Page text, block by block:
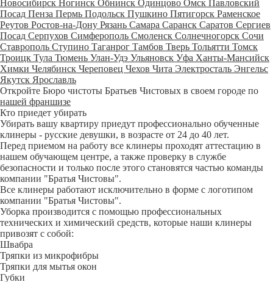
Новосибирск Ногинск Обнинск Одинцово Омск Павловский
Посад Пенза Пермь Подольск Пушкино Пятигорск Раменское
Реутов Ростов-на-Дону Рязань Самара Саранск Саратов Сергиев
Посад Серпухов Симферополь Смоленск Солнечногорск Сочи
Ставрополь Ступино Таганрог Тамбов Тверь Тольятти Томск
Троицк Тула Тюмень Улан-Удэ Ульяновск Уфа Ханты-Мансийск
Химки Челябинск Череповец Чехов Чита Электросталь Энгельс
Якутск Ярославль
Откройте Бюро чистоты Братьев Чистовых в своем городе по
нашей франшизе
Кто приедет убирать
Убирать вашу квартиру приедут профессионально обученные
клинеры - русские девушки, в возрасте от 24 до 40 лет.
Перед приемом на работу все клинеры проходят аттестацию в
нашем обучающем центре, а также проверку в службе
безопасности и только после этого становятся частью команды
компании "Братья Чистовы".
Все клинеры работают исключительно в форме с логотипом
компании "Братья Чистовы".
Уборка производится с помощью профессиональных
технических и химический средств, которые наши клинеры
привозят с собой:
Швабра
Тряпки из микрофибры
Тряпки для мытья окон
Губки